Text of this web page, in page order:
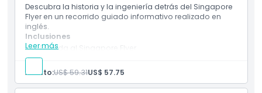
Ubicación
Cómo Canjear
Código de Vestimenta
Descubra la historia y la ingeniería detrás del Singapore
Flyer en un recorrido guiado informativo realizado en
inglés.
Leer más
Inclusiones
Entrada al Singapore Flyer
Tour guiado en inglés
Conozca la historia e ingeniería del Flyer
Vistas aéreas panorámicas de los puntos de
referencia de Singapur
Adulto:US$ 59.31US$ 57.75